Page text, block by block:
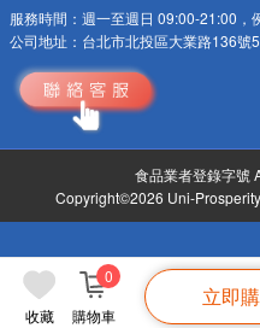
收藏 購物車
0
立即
服務時間： 週一至週日 09:00-21:00，
公司地址： 台北市北投區大業路136號
食品業者登錄字號
Copyright©2026 Uni-